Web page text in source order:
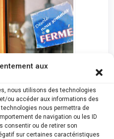
aux
nous utilisons des technologies
ou accéder aux informations des
nous permettra de
de navigation ou les ID
consentir ou de retirer son
sur certaines caractéristiques
licenciées